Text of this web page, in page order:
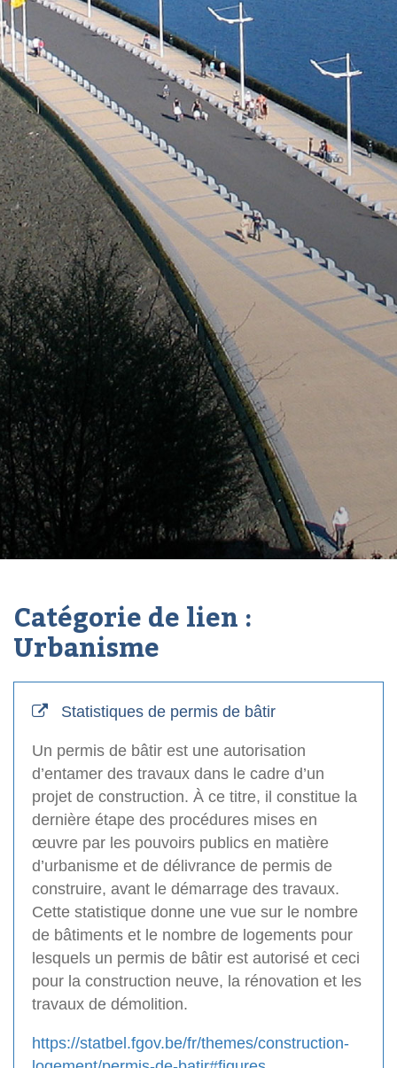
Catégorie de lien :
Urbanisme
Statistiques de permis de bâtir
Un permis de bâtir est une autorisation
d’entamer des travaux dans le cadre d’un
projet de construction. À ce titre, il constitue la
dernière étape des procédures mises en
œuvre par les pouvoirs publics en matière
d’urbanisme et de délivrance de permis de
construire, avant le démarrage des travaux.
Cette statistique donne une vue sur le nombre
de bâtiments et le nombre de logements pour
lesquels un permis de bâtir est autorisé et ceci
pour la construction neuve, la rénovation et les
travaux de démolition.
https://statbel.fgov.be/fr/themes/construction-